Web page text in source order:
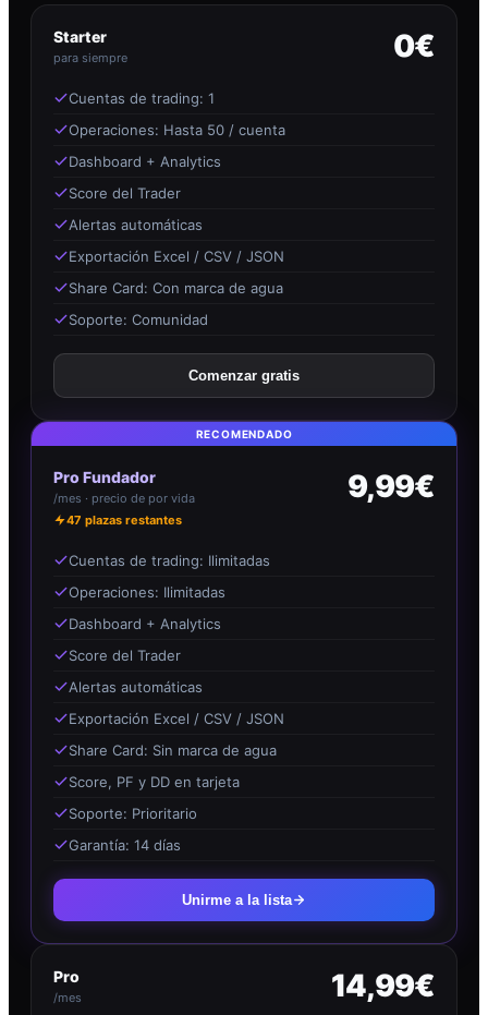
Starter
para siempre 0€
Cuentas de trading: 1
Operaciones: Hasta 50 / cuenta
Dashboard + Analytics
Score del Trader
Alertas automáticas
Exportación Excel / CSV / JSON
Share Card: Con marca de agua
Soporte: Comunidad
Comenzar gratis
RECOMENDADO
Pro Fundador
/mes · precio de por vida
47 plazas restantes
9,99€
Cuentas de trading: Ilimitadas
Operaciones: Ilimitadas
Dashboard + Analytics
Score del Trader
Alertas automáticas
Exportación Excel / CSV / JSON
Share Card: Sin marca de agua
Score, PF y DD en tarjeta
Soporte: Prioritario
Garantía: 14 días
Unirme a la lista
Pro
/mes 14,99€